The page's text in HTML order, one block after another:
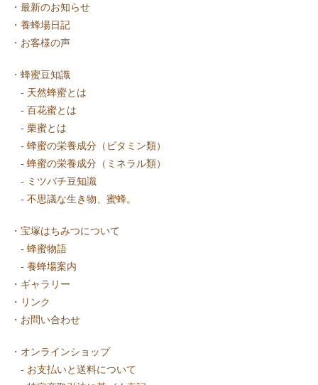
・ 最新のお知らせ
・ 養蜂場日記
・ お客様の声
・ 蜂蜜豆知識
- 天然蜂蜜とは
- 百花蜜とは
- 栗蜜とは
- 蜂蜜の栄養成分（ビタミン類）
- 蜂蜜の栄養成分（ミネラル類）
- ミツバチ豆知識
- 不思議な生き物、蜜蜂。
・ 宝塚はちみつについて
- 蜂蜜物語
- 養蜂場案内
・ ギャラリー
・ リンク
・ お問い合わせ
・ オンラインショップ
- お支払いと送料について